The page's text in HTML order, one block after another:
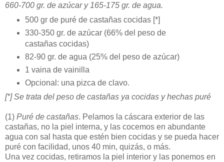
660-700 gr. de azúcar y 165-175 gr. de agua.
500 gr de puré de castañas cocidas [*]
330-350 gr. de azúcar (66% del peso de
castañas cocidas)
82-90 gr. de agua (25% del peso de azúcar)
1 vaina de vainilla
Opcional: una pizca de clavo.
[*] Se trata del peso de castañas ya cocidas y hechas puré
(1) Puré de castañas. Pelamos la cáscara exterior de las
castañas, no la piel interna, y las cocemos en abundante
agua con sal hasta que estén bien cocidas y se pueda hacer
puré con facilidad, unos 40 min, quizás, o más.
Una vez cocidas, retiramos la piel interior y las ponemos en